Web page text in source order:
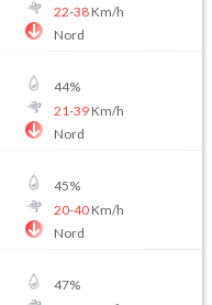
22-38Km/h
Nord
44%
21-39Km/h
Nord
45%
20-40Km/h
Nord
47%